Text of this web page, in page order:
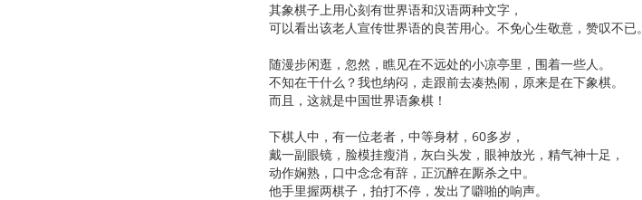
其象棋子上用心刻有世界语和汉语两种文字，
可以看出该老人宣传世界语的良苦用心。不免心生敬意，赞叹不已。
随漫步闲逛，忽然，瞧见在不远处的小凉亭里，围着一些人。
不知在干什么？我也纳闷，走跟前去凑热闹，原来是在下象棋。
而且，这就是中国世界语象棋！
下棋人中，有一位老者，中等身材，60多岁，
戴一副眼镜，脸模挂瘦消，灰白头发，眼神放光，精气神十足，
动作娴熟，口中念念有辞，正沉醉在厮杀之中。
他手里握两棋子，拍打不停，发出了噼啪的响声。